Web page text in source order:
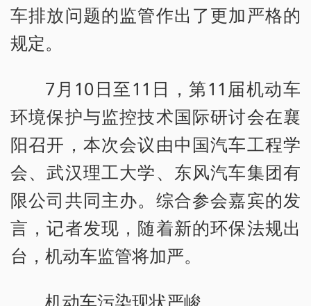
车排放问题的监管作出了更加严格的
规定。
7月10日至11日，第11届机动车
环境保护与监控技术国际研讨会在襄
阳召开，本次会议由中国汽车工程学
会、武汉理工大学、东风汽车集团有
限公司共同主办。综合参会嘉宾的发
言，记者发现，随着新的环保法规出
台，机动车监管将加严。